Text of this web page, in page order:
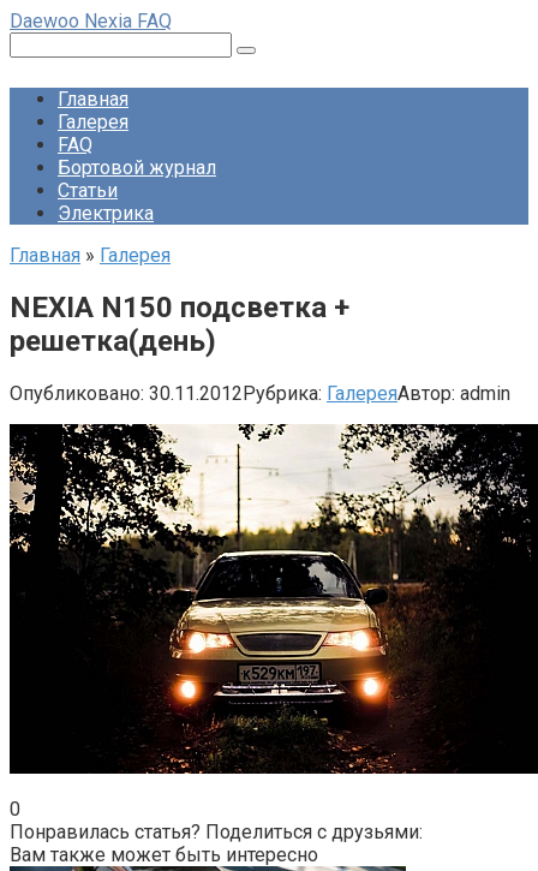
Перейти
контенту
Daewoo Nexia FAQ
Главная
Галерея
FAQ
Бортовой журнал
Статьи
Электрика
Главная » Галерея
NEXIA N150 подсветка +
решетка(день)
Опубликовано: 30.11.2012Рубрика: ГалереяАвтор: admin
0
Понравилась статья? Поделиться с друзьями:
Вам также может быть интересно